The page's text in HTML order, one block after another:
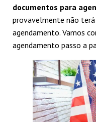
documentos para
provavelmente não
agendamento. Vamos
agendamento passo a